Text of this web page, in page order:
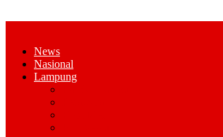
News
Nasional
Lampung